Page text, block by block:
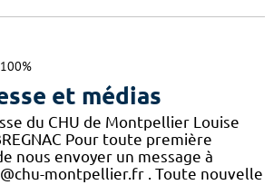
100%
et médias
du CHU de Montpellier Louise
Pour toute première
nous envoyer un message à
montpellier.fr . Toute nouvelle